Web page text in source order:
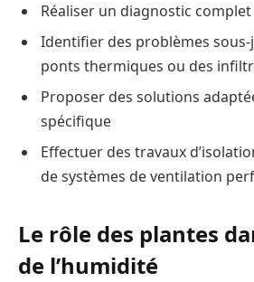
Réaliser un diagnostic
Identifier des problèmes
ponts thermiques ou des
Proposer des solutions
spécifique
Effectuer des travaux
de systèmes de ventilation
Le rôle des plantes
de l’humidité